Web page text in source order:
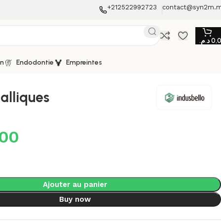
+212522992723
د.م.
Endodontie Empreintes
Ajouter au panier
Buy now